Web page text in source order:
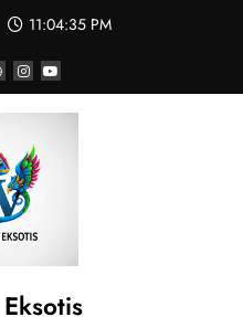
11:04:36 PM